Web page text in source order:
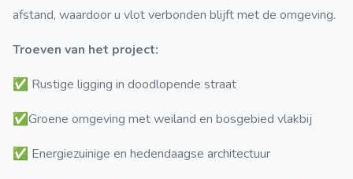
afstand, waardoor u vlot verbonden blijft met de omgeving.
Troeven van het project:
✅ Rustige ligging in doodlopende straat
✅Groene omgeving met weiland en bosgebied vlakbij
✅ Energiezuinige en hedendaagse architectuur